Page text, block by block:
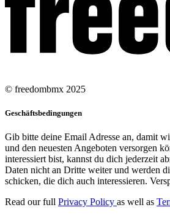
© freedombmx 2025
Geschäftsbedingungen
Gib bitte deine Email Adresse an, damit
und den neuesten Angeboten versorgen
interessiert bist, kannst du dich jederzeit
Daten nicht an Dritte weiter und werden
schicken, die dich auch interessieren.
Read our full Privacy Policy as well as